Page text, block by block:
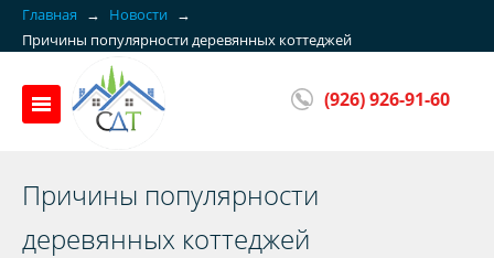
Главная → Новости
→
Причины популярности деревянных коттеджей
(926) 926-91-60
Причины популярности
деревянных коттеджей